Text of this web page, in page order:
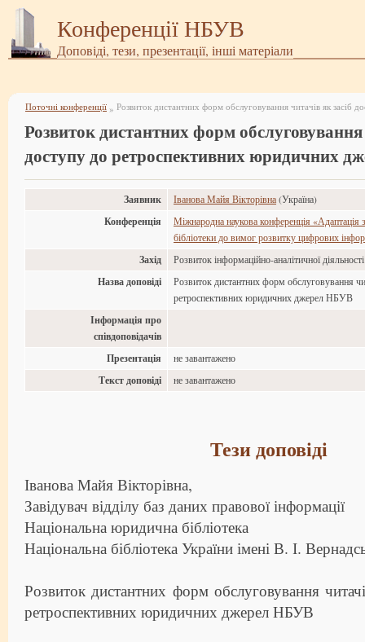
Конференції НБУВ
Доповіді, тези, презентації, інші матеріали
Поточні конференції »
Розвиток дистантних форм обслуговування
доступу до ретроспективних юридичних
Заявник Іванова Майя Вікторівна (Україна)
Конференція
Міжнародна наукова конференція «Адаптація
бібліотеки до вимог розвитку цифрових
Захід Розвиток інформаційно-аналітичної
Назва доповіді
Розвиток дистантних форм обслуговування
ретроспективних юридичних джерел НБУВ
Інформація про
співдоповідачів
Презентація
не завантажено
Текст доповіді не завантажено
Тези доповіді
Іванова Майя Вікторівна,
Завідувач відділу баз даних правової інформації
Національна юридична бібліотека
Національна бібліотека України імені В. І.
Розвиток дистантних форм обслуговування
ретроспективних юридичних джерел НБУВ